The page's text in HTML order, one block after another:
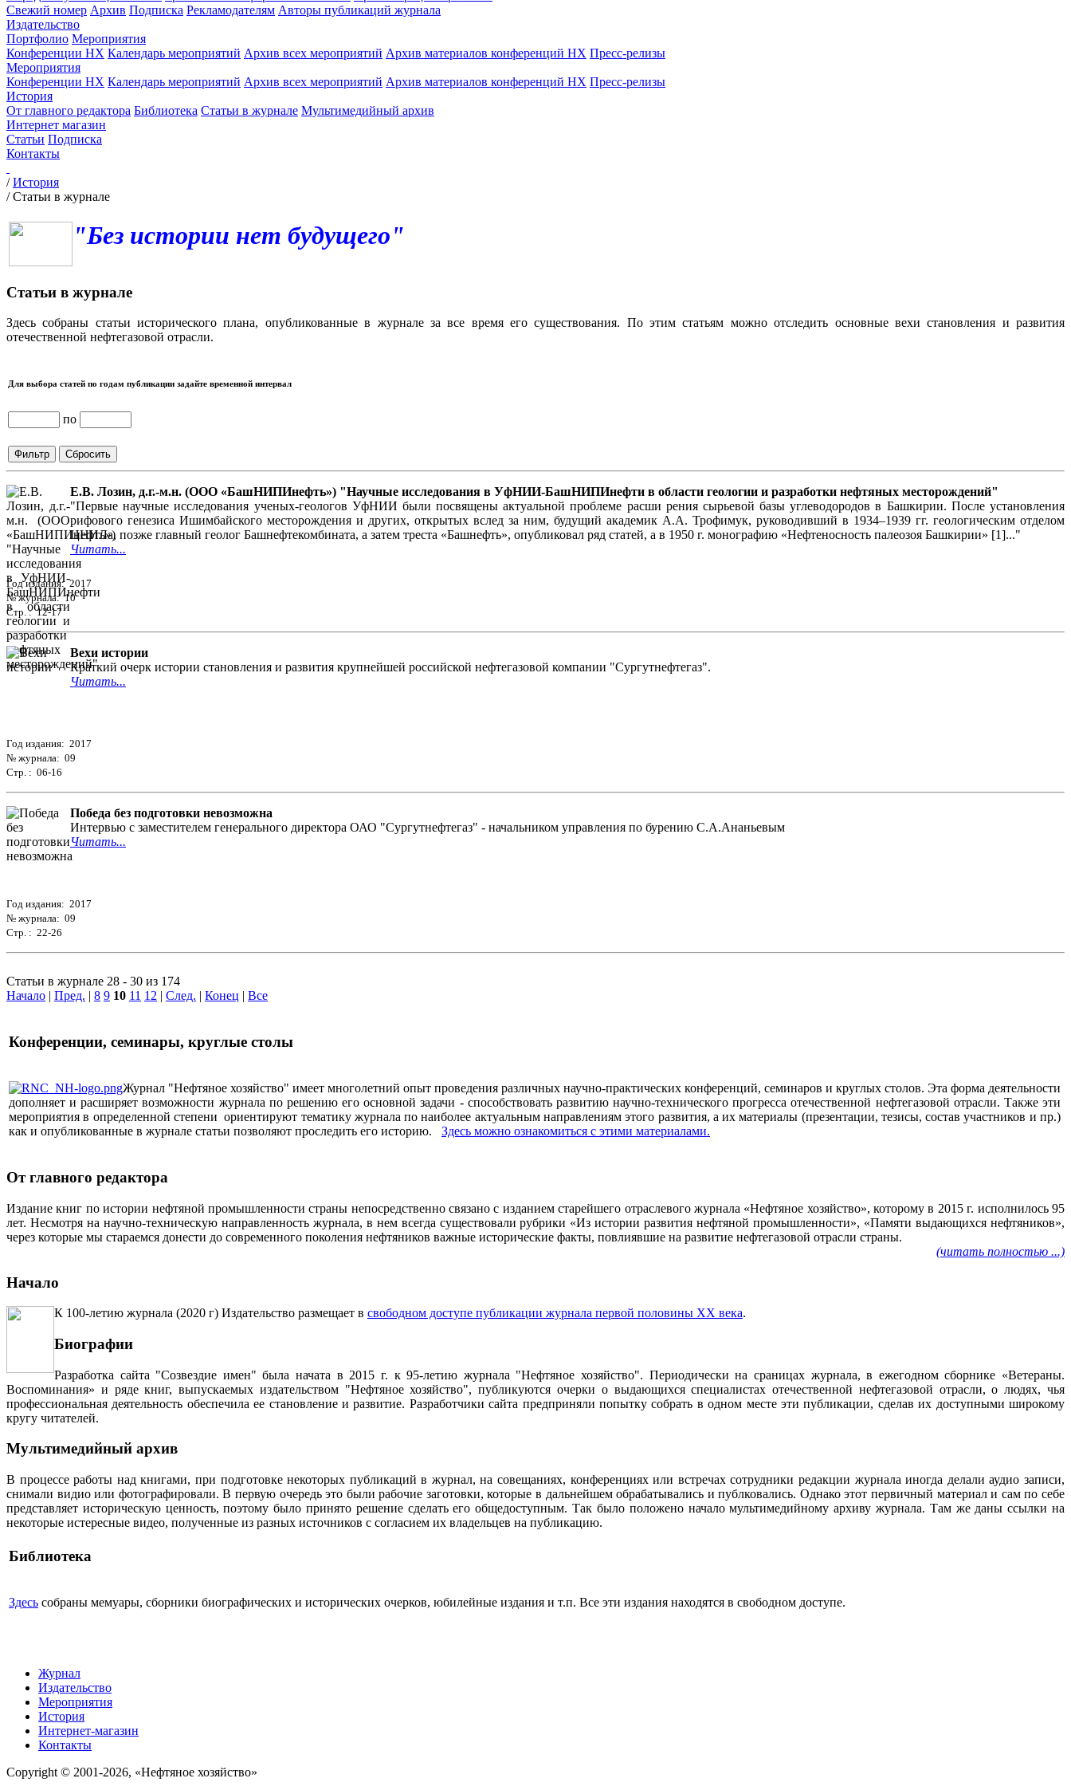
Свежий номер Архив Подписка Рекламодателям Авторы публикаций журнала
Издательство
Портфолио Мероприятия
Конференции НХ Календарь мероприятий Архив всех мероприятий Архив материалов конференций НХ Пресс-релизы
Мероприятия
Конференции НХ Календарь мероприятий Архив всех мероприятий Архив материалов конференций НХ Пресс-релизы
История
От главного редактора Библиотека Статьи в журнале Мультимедийный архив
Интернет магазин
Статьи Подписка
Контакты
/История
/Статьи в журнале
"Без истории нет будущего"
Статьи в журнале
Здесь собраны статьи исторического плана, опубликованные в журнале за все время его существования. По этим статьям можно отследить основные вехи становления и развития
отечественной нефтегазовой отрасли.
Для выбора статей по годам публикации задайте временной интервал
по
Е.В. Лозин, д.г.-м.н. (ООО «БашНИПИнефть») "Научные исследования в УфНИИ-БашНИПИнефти в области геологии и разработки нефтяных месторождений"
"Первые научные исследования ученых-геологов УфНИИ были посвящены актуальной проблеме расши рения сырьевой базы углеводородов в Башкирии. После установления
рифового генезиса Ишимбайского месторождения и других, открытых вслед за ним, будущий академик А.А. Трофимук, руководивший в 1934–1939 гг. геологическим отделом
ЦНИЛа, позже главный геолог Башнефтекомбината, а затем треста «Башнефть», опубликовал ряд статей, а в 1950 г. монографию «Нефтеносность палеозоя Башкирии» [1]..."
Читать...
Год издания: 2017
№ журнала: 10
Стр. : 12-17
Вехи истории
Краткий очерк истории становления и развития крупнейшей российской нефтегазовой компании "Сургутнефтегаз".
Читать...
Год издания: 2017
№ журнала: 09
Стр. : 06-16
Победа без подготовки невозможна
Интервью с заместителем генерального директора ОАО "Сургутнефтегаз" - начальником управления по бурению С.А.Ананьевым
Читать...
Год издания: 2017
№ журнала: 09
Стр. : 22-26
Статьи в журнале 28 - 30 из 174
Начало | Пред. | 8 9 10 11 12 | След. | Конец | Все
Конференции, семинары, круглые столы
Журнал "Нефтяное хозяйство" имеет многолетний опыт проведения различных научно-практических конференций, семинаров и круглых столов. Эта форма деятельности
дополняет и расширяет возможности журнала по решению его основной задачи - способствовать развитию научно-технического прогресса отечественной нефтегазовой отрасли. Также эти
мероприятия в определенной степени ориентируют тематику журнала по наиболее актуальным направлениям этого развития, а их материалы (презентации, тезисы, состав участников и пр.)
как и опубликованные в журнале статьи позволяют проследить его историю. Здесь можно ознакомиться с этими материалами.
От главного редактора
Издание книг по истории нефтяной промышленности страны непосредственно связано с изданием старейшего отраслевого журнала «Нефтяное хозяйство», которому в 2015 г. исполнилось 95
лет. Несмотря на научно-техническую направленность журнала, в нем всегда существовали рубрики «Из истории развития нефтяной промышленности», «Памяти выдающихся нефтяников»,
через которые мы стараемся донести до современного поколения нефтяников важные исторические факты, повлиявшие на развитие нефтегазовой отрасли страны.
(читать полностью ...)
Начало
К 100-летию журнала (2020 г) Издательство размещает в свободном доступе публикации журнала первой половины ХХ века.
Биографии
Разработка сайта "Созвездие имен" была начата в 2015 г. к 95-летию журнала "Нефтяное хозяйство". Периодически на сраницах журнала, в ежегодном сборнике «Ветераны.
Воспоминания» и ряде книг, выпускаемых издательством "Нефтяное хозяйство", публикуются очерки о выдающихся специалистах отечественной нефтегазовой отрасли, о людях, чья
профессиональная деятельность обеспечила ее становление и развитие. Разработчики сайта предприняли попытку собрать в одном месте эти публикации, сделав их доступными широкому
кругу читателей.
Мультимедийный архив
В процессе работы над книгами, при подготовке некоторых публикаций в журнал, на совещаниях, конференциях или встречах сотрудники редакции журнала иногда делали аудио записи,
снимали видио или фотографировали. В первую очередь это были рабочие заготовки, которые в дальнейшем обрабатывались и публковались. Однако этот первичный материал и сам по себе
представляет историческую ценность, поэтому было принято решение сделать его общедоступным. Так было положено начало мультимедийному архиву журнала. Там же даны ссылки на
некоторые истересные видео, полученные из разных источников с согласием их владельцев на публикацию.
Библиотека
Здесь собраны мемуары, сборники биографических и исторических очерков, юбилейные издания и т.п. Все эти издания находятся в свободном доступе.
Журнал
Издательство
Мероприятия
История
Интернет-магазин
Контакты
Copyright © 2001-2026, «Нефтяное хозяйство»